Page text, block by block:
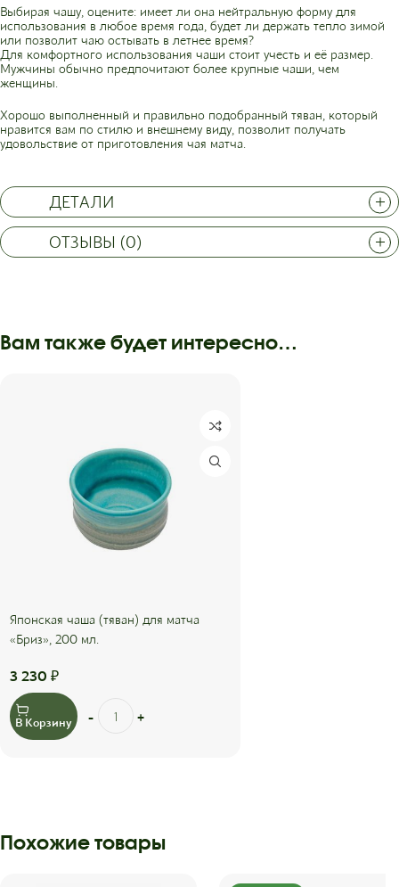
Выбирая чашу, оцените: имеет ли она нейтральную форму для
использования в любое время года, будет ли держать тепло зимой
или позволит чаю остывать в летнее время?
Для комфортного использования чаши стоит учесть и её размер.
Мужчины обычно предпочитают более крупные чаши, чем
женщины.
Хорошо выполненный и правильно подобранный тяван, который
нравится вам по стилю и внешнему виду, позволит получать
удовольствие от приготовления чая матча.
ДЕТАЛИ
ОТЗЫВЫ (0)
Вам также будет интересно…
Японская чаша (тяван) для матча
«Бриз», 200 мл.
3 230 ₽
В Корзину
Похожие товары